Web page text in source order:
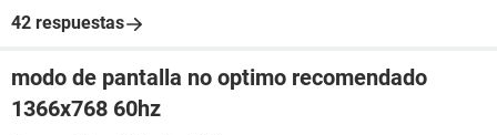
42 respuestas
modo de pantalla no optimo recomendado
1366x768 60hz